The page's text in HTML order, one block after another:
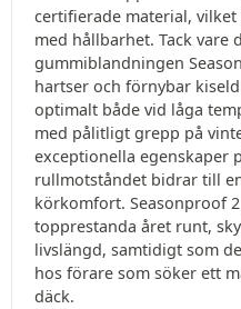
certifierade material,
med hållbarhet. Tack vare
gummiblandningen
hartser och förnybar
optimalt både vid låga
med pålitligt grepp på
exceptionella egenskaper
rullmotståndet bidrar till
körkomfort. Seasonproof
topprestanda året runt,
livslängd, samtidigt som
hos förare som söker ett
däck.